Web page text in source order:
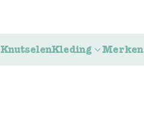
KnutselenKleding Merken